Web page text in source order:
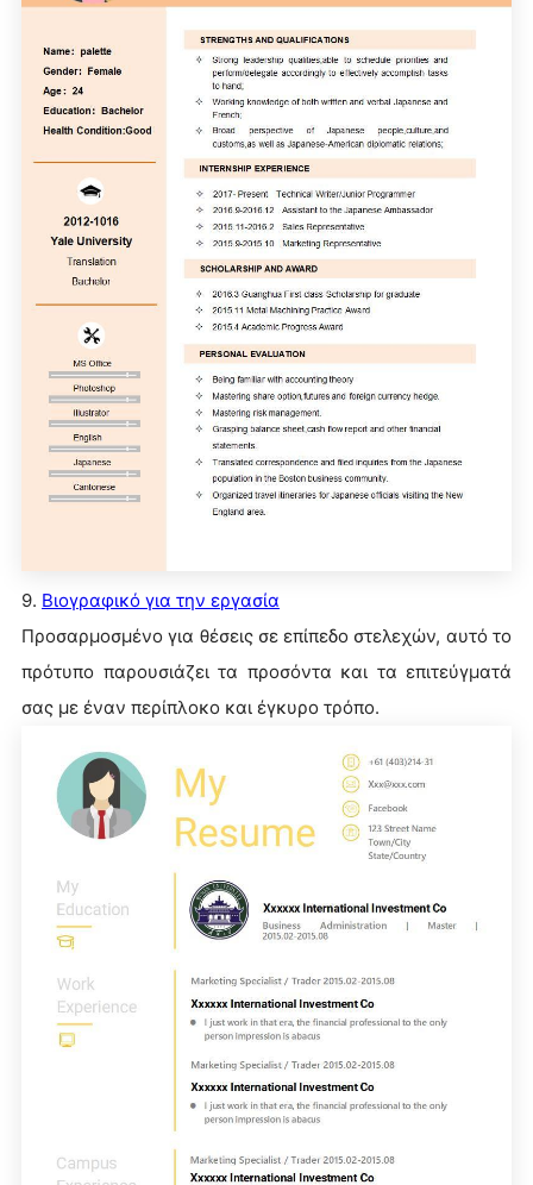
9. Βιογραφικό για την εργασία
Προσαρμοσμένο για θέσεις σε επίπεδο στελεχών, αυτό το
πρότυπο παρουσιάζει τα προσόντα και τα επιτεύγματά
σας με έναν περίπλοκο και έγκυρο τρόπο.